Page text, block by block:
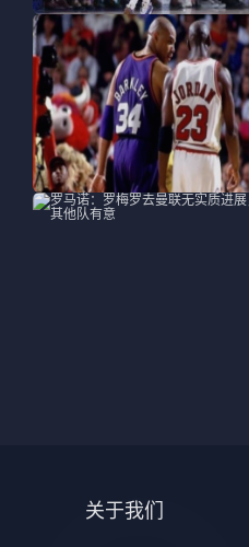
关于我们